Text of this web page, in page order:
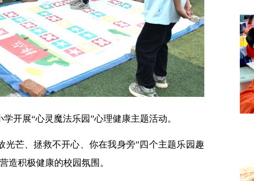
展“心灵魔法乐园”心理健康主题活动。
芒、拯救不开心、你在我身旁”四个主题乐园趣
造积极健康的校园氛围。